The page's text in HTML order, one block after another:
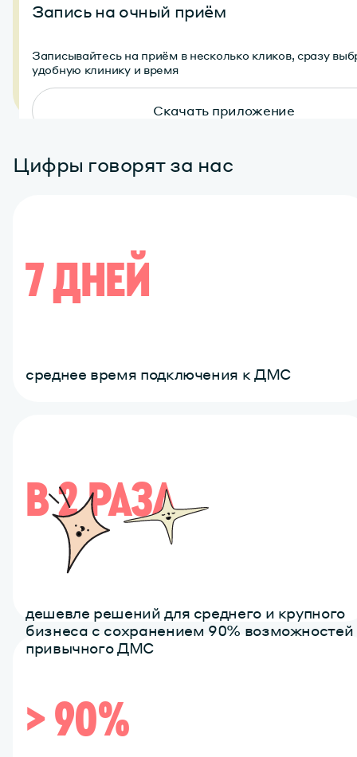
Запись на очный приём
Записывайтесь на приём в несколько кликов, сразу
удобную клинику и время
Скачать приложение
Цифры говорят за нас
7 ДНЕЙ
среднее время подключения к ДМС
В 2 РАЗА
дешевле решений для среднего и крупного
бизнеса с сохранением 90% возможностей
привычного ДМС
> 90%